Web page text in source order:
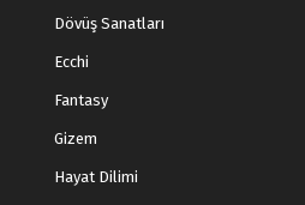
Dövüş Sanatları
Ecchi
Fantasy
Gizem
Hayat Dilimi